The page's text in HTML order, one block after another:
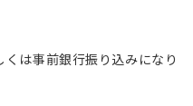
は事前銀行振り込みになり